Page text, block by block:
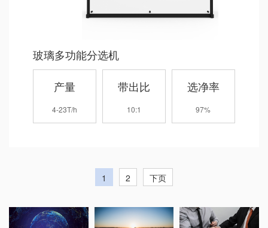
玻璃多功能分选机
产量
4-23T/h
带出比
10:1
选净率
97%
1 2 下页